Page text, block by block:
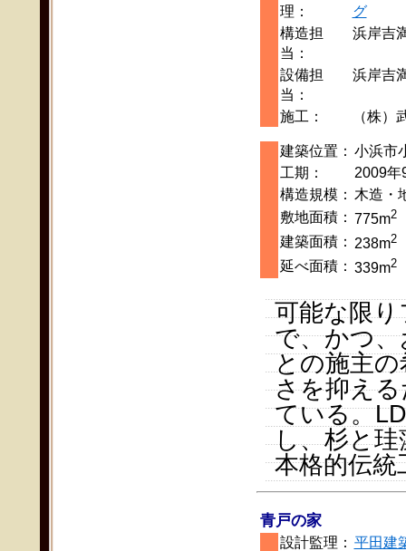
理：
グ
構造担
当：
浜岸吉
設備担
当：
浜岸吉
施工： （株）
建築位置： 小浜市
工期：
2009年
構造規模： 木造・
敷地面積： 775m2
建築面積： 238m2
延べ面積： 339m2
可能な限
で、かつ
との施主
さを抑え
ている。
し、杉と珪
本格的伝
青戸の家
設計監理： 平田建